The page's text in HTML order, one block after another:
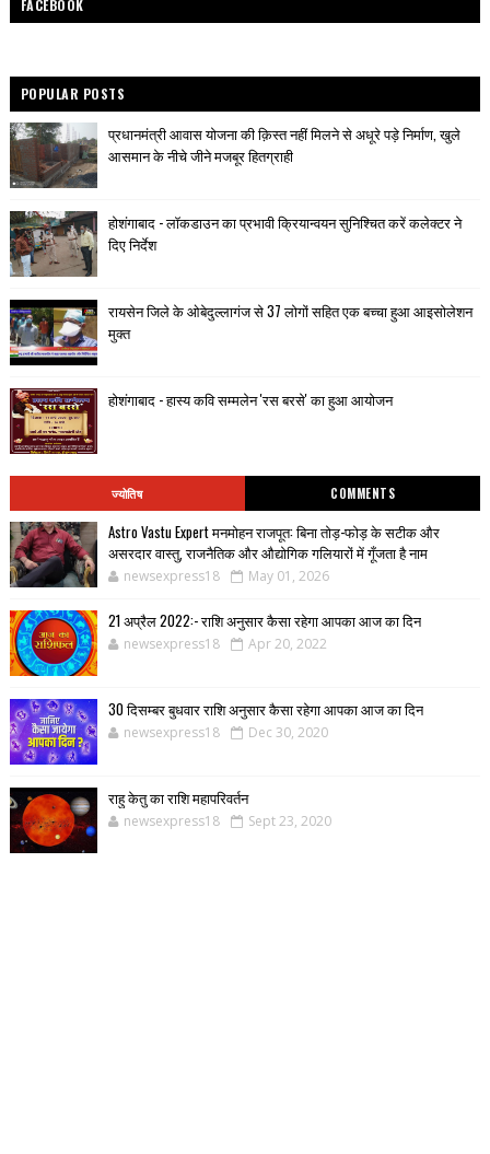
FACEBOOK
POPULAR POSTS
प्रधानमंत्री आवास योजना की क़िस्त नहीं मिलने से अधूरे पड़े निर्माण, खुले
आसमान के नीचे जीने मजबूर हितग्राही
होशंगाबाद - लॉकडाउन का प्रभावी क्रियान्वयन सुनिश्चित करें कलेक्टर ने
दिए निर्देश
रायसेन जिले के ओबेदुल्लागंज से 37 लोगों सहित एक बच्चा हुआ आइसोलेशन
मुक्त
होशंगाबाद - हास्य कवि सम्मलेन 'रस बरसे' का हुआ आयोजन
ज्योतिष COMMENTS
Astro Vastu Expert मनमोहन राजपूत: बिना तोड़-फोड़ के सटीक और
असरदार वास्तु, राजनैतिक और औद्योगिक गलियारों में गूँजता है नाम
newsexpress18 May 01, 2026
21 अप्रैल 2022:- राशि अनुसार कैसा रहेगा आपका आज का दिन
newsexpress18 Apr 20, 2022
30 दिसम्बर बुधवार राशि अनुसार कैसा रहेगा आपका आज का दिन
newsexpress18 Dec 30, 2020
राहु केतु का राशि महापरिवर्तन
newsexpress18 Sept 23, 2020